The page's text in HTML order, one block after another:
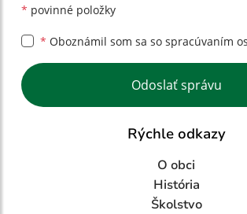
* povinné položky
* Oboznámil som sa so spracúvaním
Google reCaptcha Response
Odoslať správu
Rýchle odkazy
O obci
História
Školstvo